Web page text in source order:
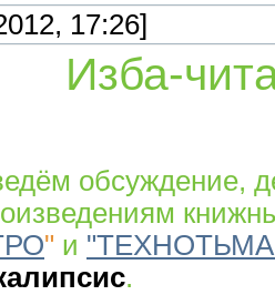
17:26]
Изба-
обсуждение,
" и
.